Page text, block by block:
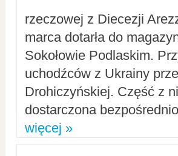
rzeczowej z Diecezji
marca dotarła do
Sokołowie Podlaskim.
uchodźców z Ukrainy
Drohiczyńskiej. Część z
dostarczona
więcej »